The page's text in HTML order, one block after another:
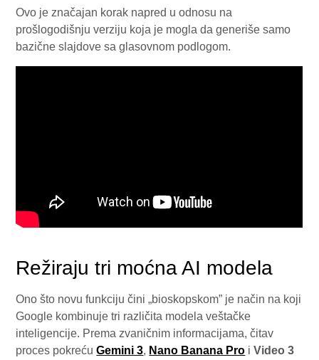
Ovo je značajan korak napred u odnosu na
prošlogodišnju verziju koja je mogla da generiše samo
bazične slajdove sa glasovnom podlogom.
Režiraju tri moćna AI modela
Ono što novu funkciju čini „bioskopskom” je način na koji
Google kombinuje tri različita modela veštačke
inteligencije. Prema zvaničnim informacijama, čitav
proces pokrećuGemini 3, Nano Banana Pro iVideo 3